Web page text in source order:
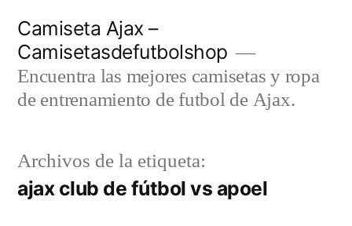
contenido
Camiseta Ajax –
Camisetasdefutbolshop
Encuentra las mejores camisetas y ropa
de entrenamiento de futbol de Ajax.
Archivos de la etiqueta:
ajax club de fútbol vs apoel